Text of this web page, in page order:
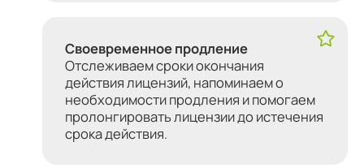
Своевременное продление
Отслеживаем сроки окончания
действия лицензий, напоминаем о
необходимости продления и помогаем
пролонгировать лицензии до истечения
срока действия.